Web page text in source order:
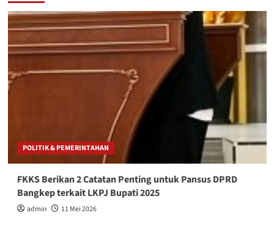
POLITIK & PEMERINTAHAN
FKKS Berikan 2 Catatan Penting untuk Pansus DPRD
Bangkep terkait LKPJ Bupati 2025
admin 11 Mei 2026